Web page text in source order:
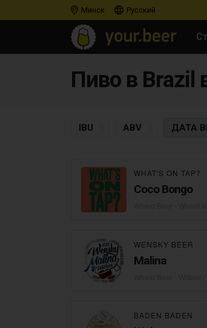
Минск Русский
Пиво в Brazil
IBU ABV ДАТА
WHAT'S ON TAP?
Coco Bongo
WENSKY BEER
Malina
BADEN BADEN